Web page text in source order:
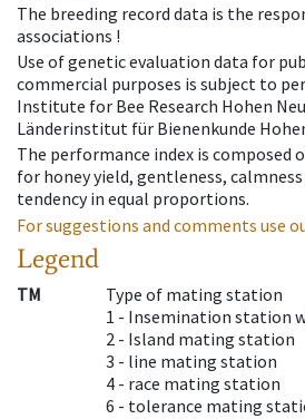
The breeding record data is the
associations !
Use of genetic evaluation data for
commercial purposes is subject to
Institute for Bee Research Hohen
Länderinstitut für Bienenkunde
The performance index is composed
for honey yield, gentleness,
tendency in equal proportions.
For suggestions and comments use
Legend
TM
Type of mating station
1 - Insemination station
2 - Island mating station
3 - line mating station
4 - race mating station
6 - tolerance mating